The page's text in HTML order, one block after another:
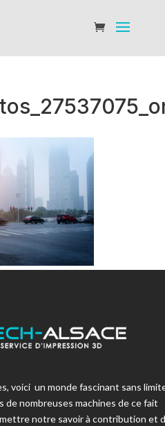
voici un monde fascinant sans
nombreuses machines de ce fait
notre savoir à contribution et